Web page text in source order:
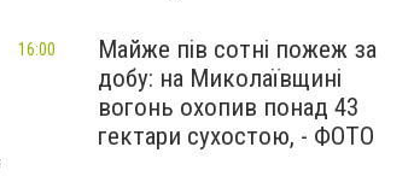
Майже пів сотні пожеж за
добу: на Миколаївщині
вогонь охопив понад 43
гектари сухостою, - ФОТО
16:00